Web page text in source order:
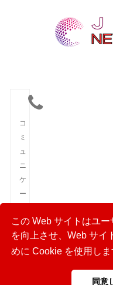
この Web サイトはユ
を向上させ、Web サイ
めに Cookie を使用しま
同意
コ
ミ
ュ
ニ
ケ
ー
ョ
ン